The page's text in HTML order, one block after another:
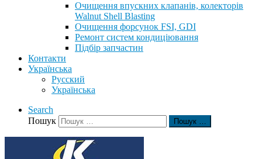
Очищення впускних клапанів, колекторів
Walnut Shell Blasting
Очищення форсунок FSI, GDI
Ремонт систем кондиціювання
Підбір запчастин
Контакти
Українська
Русский
Українська
Search
Пошук
Пошук …